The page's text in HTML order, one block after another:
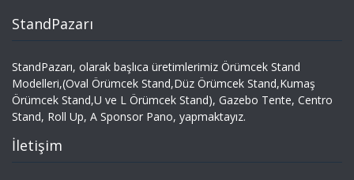
StandPazarı
StandPazarı, olarak başlıca üretimlerimiz Örümcek Stand
Modelleri,(Oval Örümcek Stand,Düz Örümcek Stand,Kumaş
Örümcek Stand,U ve L Örümcek Stand), Gazebo Tente, Centro
Stand, Roll Up, A Sponsor Pano, yapmaktayız.
İletişim